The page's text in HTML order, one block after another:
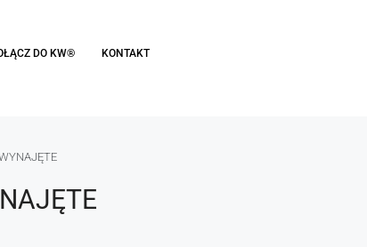
DO KW® KONTAKT